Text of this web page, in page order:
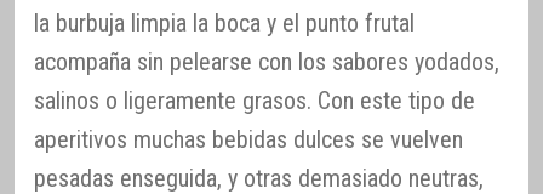
la burbuja limpia la boca y el punto frutal
acompaña sin pelearse con los sabores yodados,
salinos o ligeramente grasos. Con este tipo de
aperitivos muchas bebidas dulces se vuelven
pesadas enseguida, y otras demasiado neutras,